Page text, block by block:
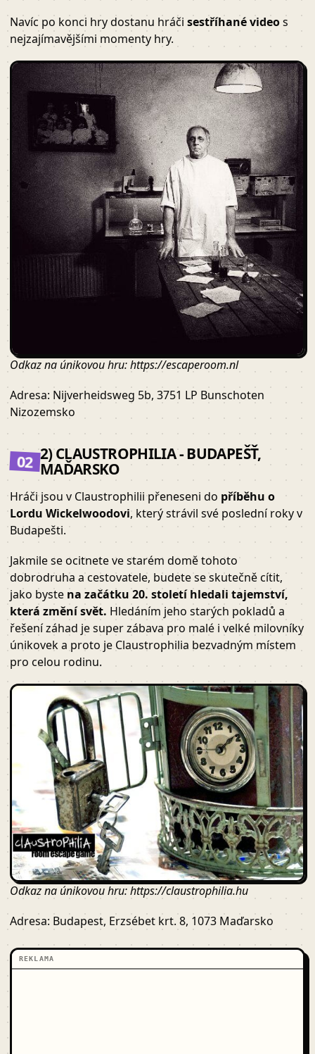
Navíc po konci hry dostanu hráči sestříhané videos
nejzajímavějšími momenty hry.
Odkaz na únikovou hru: https://escaperoom.nl
Adresa: Nijverheidsweg 5b, 3751 LP Bunschoten
Nizozemsko
02 2) CLAUSTROPHILIA - BUDAPEŠŤ,
MAĎARSKO
Hráči jsou v Claustrophilii přeneseni do příběhu o
Lordu Wickelwoodovi, který strávil své poslední roky v
Budapešti.
Jakmile se ocitnete ve starém domě tohoto
dobrodruha a cestovatele, budete se skutečně cítit,
jako byste na začátku 20. století hledali tajemství,
která změní svět. Hledáním jeho starých pokladů a
řešení záhad je super zábava pro malé i velké milovníky
únikovek a proto je Claustrophilia bezvadným místem
pro celou rodinu.
Odkaz na únikovou hru: https://claustrophilia.hu
Adresa: Budapest, Erzsébet krt. 8, 1073 Maďarsko
REKLAMA